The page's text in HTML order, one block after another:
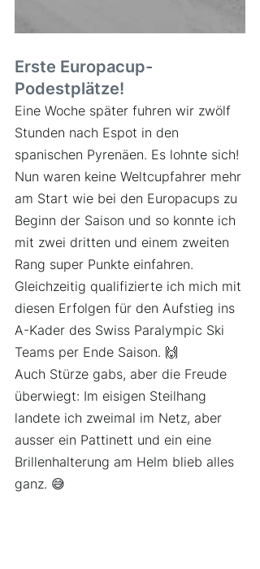
Erste Europacup-
Podestplätze!
Eine Woche später fuhren wir zwölf
Stunden nach Espot in den
spanischen Pyrenäen. Es lohnte sich!
Nun waren keine Weltcupfahrer mehr
am Start wie bei den Europacups zu
Beginn der Saison und so konnte ich
mit zwei dritten und einem zweiten
Rang super Punkte einfahren.
Gleichzeitig qualifizierte ich mich mit
diesen Erfolgen für den Aufstieg ins
A-Kader des Swiss Paralympic Ski
Teams per Ende Saison. 🙌
Auch Stürze gabs, aber die Freude
überwiegt: Im eisigen Steilhang
landete ich zweimal im Netz, aber
ausser ein Pattinett und ein eine
Brillenhalterung am Helm blieb alles
ganz. 😅